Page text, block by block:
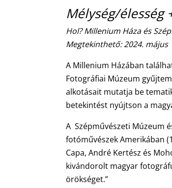
Mélység/élesség
Hol? Millenium Háza és
Megtekinthető: 2024. május
A Millenium Házában
Fotográfiai Múzeum
alkotásait mutatja be
betekintést nyújtson a
A Szépművészeti Múzeum
fotóművészek Amerikában
Capa, André Kertész és
kivándorolt magyar
örökséget.”